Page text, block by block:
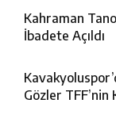
Kahraman
İbadete Açıldı
Gözler TFF’nin